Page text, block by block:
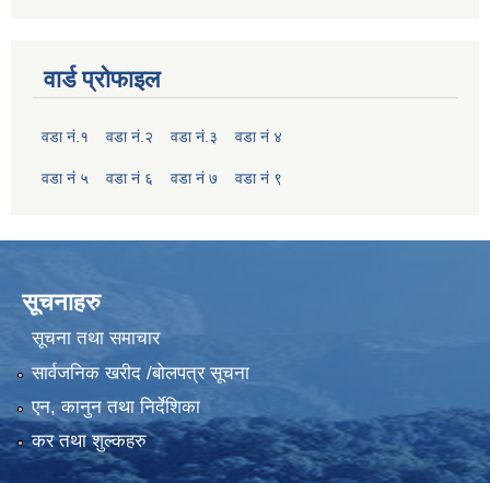
वार्ड प्रोफाइल
वडा नं.१ वडा नं.२ वडा नं.३ वडा नं ४
वडा नं ५ वडा नं ६ वडा नं ७ वडा नं ९
सूचनाहरु
सूचना तथा समाचार
सार्वजनिक खरीद /बोलपत्र सूचना
एन, कानुन तथा निर्देशिका
कर तथा शुल्कहरु